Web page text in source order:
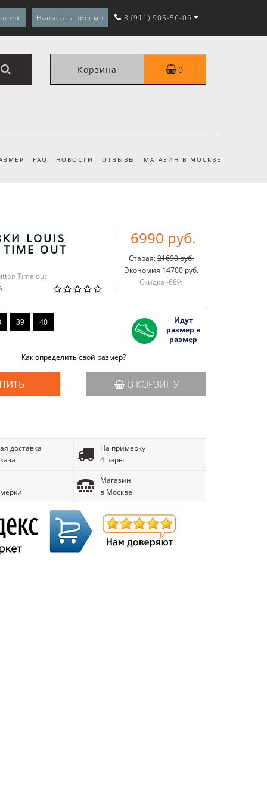
Написать письмо 8 (911) 905-56-06
Корзина 0
FAQ НОВОСТИ ОТЗЫВЫ МАГАЗИН В МОСКВЕ
LOUIS
OUT
Time out
6990 руб.
Старая:21690 руб.
Экономия 14700 руб.
Скидка -68%
39 40
Идут
размер в
размер
Как определить свой размер?
В КОРЗИНУ
доставка
На примерку
4 пары
Магазин
в Москве